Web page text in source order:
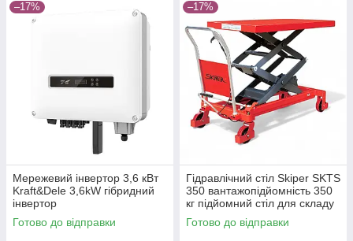
–17%
Мережевий інвертор 3,6 кВт
Kraft&Dele 3,6kW гібридний
інвертор
Готово до відправки
–17%
Гідравлічний стіл Skiper SKTS
350 вантажопідйомність 350
кг підйомний стіл для складу
та СТО
Готово до відправки